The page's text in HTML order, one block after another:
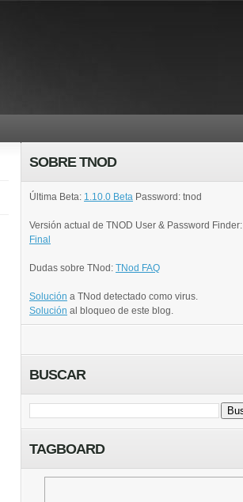
SOBRE TNOD
Última Beta: 1.10.0 Beta Password: tnod
Versión actual de TNOD User & Password Finder:
Final
Dudas sobre TNod: TNod FAQ
Solución a TNod detectado como virus.
Solución al bloqueo de este blog.
BUSCAR
TAGBOARD